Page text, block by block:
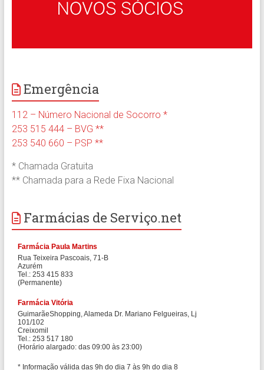
Emergência
112 – Número Nacional de Socorro *
253 515 444 – BVG **
253 540 660 – PSP **
* Chamada Gratuita
** Chamada para a Rede Fixa Nacional
Farmácias de Serviço.net